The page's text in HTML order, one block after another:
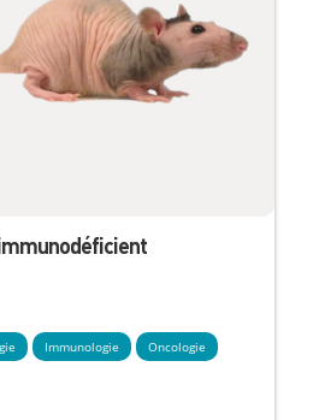
Immunologie Oncologie